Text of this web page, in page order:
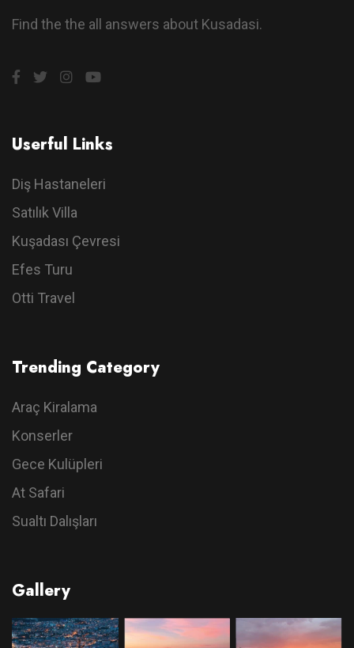
Find the the all answers about Kusadasi.
Userful Links
Diş Hastaneleri
Satılık Villa
Kuşadası Çevresi
Efes Turu
Otti Travel
Trending Category
Araç Kiralama
Konserler
Gece Kulüpleri
At Safari
Sualtı Dalışları
Gallery